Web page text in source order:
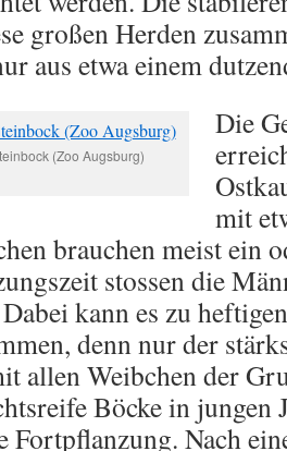
großen Herden
aus etwa einem
(Zoo Augsburg)
Die
mit
brauchen meist ein
stossen die
kann es zu
denn nur der
allen Weibchen der
Böcke in jungen
Fortpflanzung. Nach